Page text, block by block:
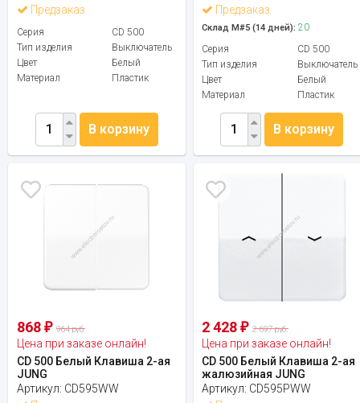
Предзаказ
Серия
CD 500
Тип изделия
Выключатель
Цвет
Белый
Материал
Пластик
В корзину
Предзаказ
Склад М#5 (14 дней): 20
Серия
CD 500
Тип изделия
Выключатель
Цвет
Белый
Материал
Пластик
В корзину
868 ₽ 964 руб.
Цена при заказе онлайн!
CD 500 Белый Клавиша 2-ая
JUNG
Артикул: CD595WW
2 428₽ 2 697 руб.
Цена при заказе онлайн!
CD 500 Белый Клавиша 2-ая
жалюзийная JUNG
Артикул: CD595PWW